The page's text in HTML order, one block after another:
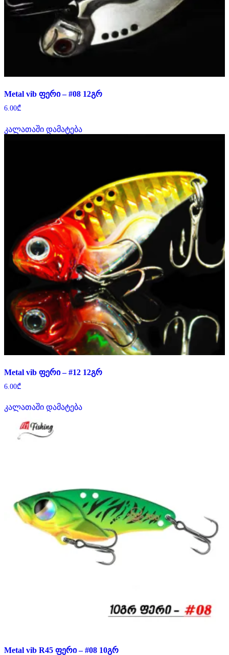
Metal vib ფერი – #08 12გრ
6.00₾
კალათაში დამატება
Metal vib ფერი – #12 12გრ
6.00₾
კალათაში დამატება
Metal vib R45 ფერი – #08 10გრ